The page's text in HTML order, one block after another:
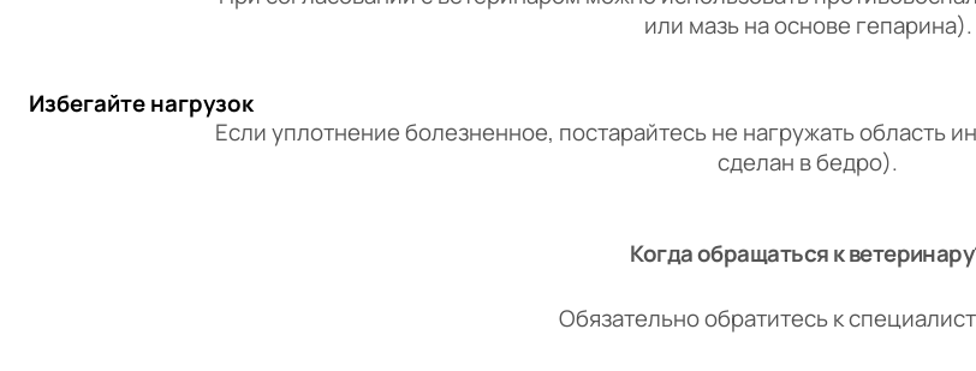
или мазь на основе гепарина).
Избегайте нагрузок
Если уплотнение болезненное, постарайтесь не нагружать область
сделан в бедро).
Когда обращаться к
Обязательно обратитесь к